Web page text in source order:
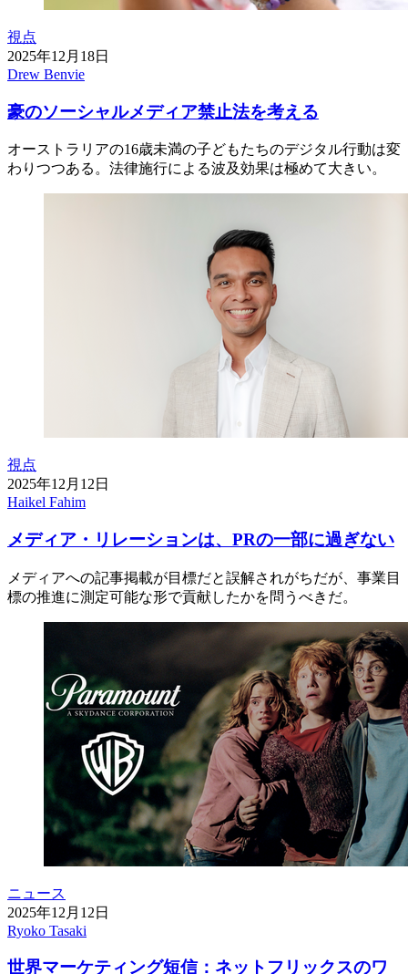
視点
2025年12月18日
Drew Benvie
豪のソーシャルメディア禁止法を考える
オーストラリアの16歳未満の子どもたちのデジタル行動は変
わりつつある。法律施行による波及効果は極めて大きい。
視点
2025年12月12日
Haikel Fahim
メディア・リレーションは、PRの一部に過ぎない
メディアへの記事掲載が目標だと誤解されがちだが、事業目
標の推進に測定可能な形で貢献したかを問うべきだ。
ニュース
2025年12月12日
Ryoko Tasaki
世界マーケティング短信：ネットフリックスのワ